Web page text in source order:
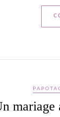
mariage